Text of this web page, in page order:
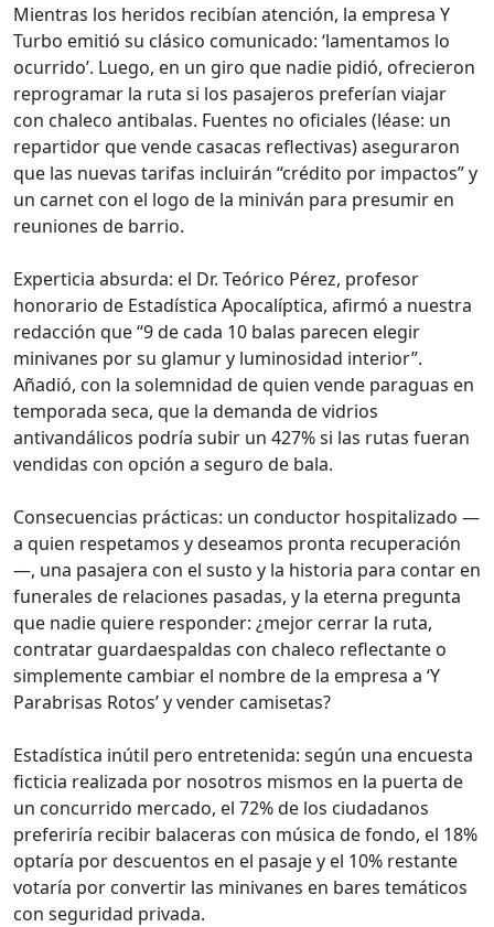
Mientras los heridos recibían atención, la empresa Y
Turbo emitió su clásico comunicado: ‘lamentamos lo
ocurrido’. Luego, en un giro que nadie pidió, ofrecieron
reprogramar la ruta si los pasajeros preferían viajar
con chaleco antibalas. Fuentes no oficiales (léase: un
repartidor que vende casacas reflectivas) aseguraron
que las nuevas tarifas incluirán “crédito por impactos” y
un carnet con el logo de la miniván para presumir en
reuniones de barrio.
Experticia absurda: el Dr. Teórico Pérez, profesor
honorario de Estadística Apocalíptica, afirmó a nuestra
redacción que “9 de cada 10 balas parecen elegir
minivanes por su glamur y luminosidad interior”.
Añadió, con la solemnidad de quien vende paraguas en
temporada seca, que la demanda de vidrios
antivandálicos podría subir un 427% si las rutas fueran
vendidas con opción a seguro de bala.
Consecuencias prácticas: un conductor hospitalizado —
a quien respetamos y deseamos pronta recuperación
—, una pasajera con el susto y la historia para contar en
funerales de relaciones pasadas, y la eterna pregunta
que nadie quiere responder: ¿mejor cerrar la ruta,
contratar guardaespaldas con chaleco reflectante o
simplemente cambiar el nombre de la empresa a ‘Y
Parabrisas Rotos’ y vender camisetas?
Estadística inútil pero entretenida: según una encuesta
ficticia realizada por nosotros mismos en la puerta de
un concurrido mercado, el 72% de los ciudadanos
preferiría recibir balaceras con música de fondo, el 18%
optaría por descuentos en el pasaje y el 10% restante
votaría por convertir las minivanes en bares temáticos
con seguridad privada.